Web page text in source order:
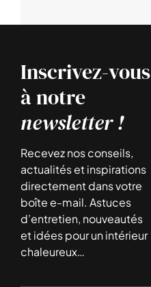
Inscrivez-vous
à notre
newsletter !
Recevez nos conseils,
actualités et inspirations
directement dans votre
boîte e-mail. Astuces
d’entretien, nouveautés
et idées pour un intérieur
chaleureux…